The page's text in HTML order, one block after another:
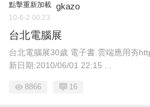
點擊重新加載 gkazo
10-6-2 00:23
台北電腦展
台北電腦展30歲 電子書.雲端應用夯
新日期:2010/06/01 22:15 ...
8866 16